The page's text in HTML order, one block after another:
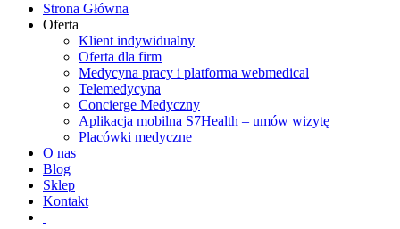
Strona Główna
Oferta
Klient indywidualny
Oferta dla firm
Medycyna pracy i platforma webmedical
Telemedycyna
Concierge Medyczny
Aplikacja mobilna S7Health – umów wizytę
Placówki medyczne
O nas
Blog
Sklep
Kontakt